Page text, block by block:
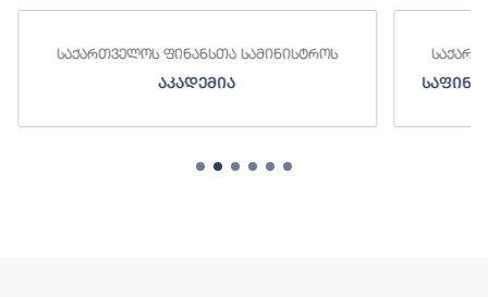
საქართველოს ფინანსთა სამინისტროს
აკადემია